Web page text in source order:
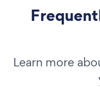
Learn more